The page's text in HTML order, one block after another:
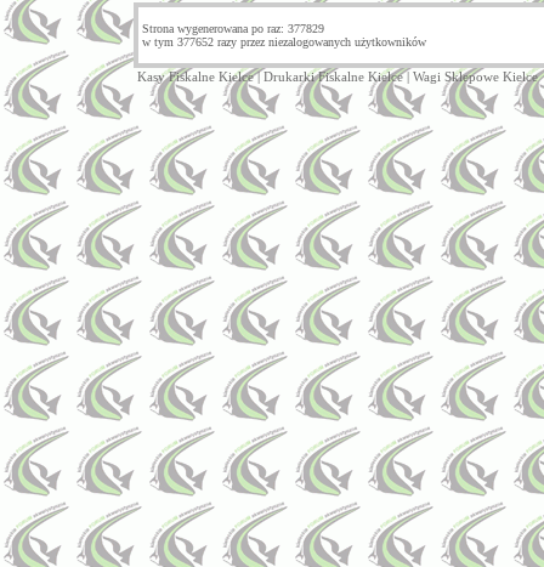
Strona wygenerowana po raz: 377829
w tym 377652 razy przez niezalogowanych użytkowników
Kasy Fiskalne Kielce|Drukarki Fiskalne Kielce| Wagi Sklepowe Kielce